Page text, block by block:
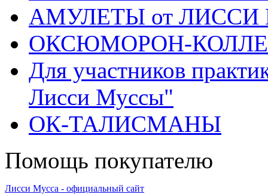
АМУЛЕТЫ от
ОКСЮМОРОН-
Для участников
Лисси Муссы"
ОК-ТАЛИСМАНЫ
Помощь покупателю
Лисси Мусса - официальный сайт